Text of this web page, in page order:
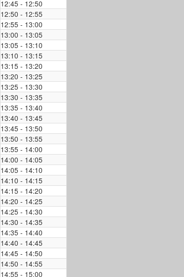
12:45 - 12:50
12:50 - 12:55
12:55 - 13:00
13:00 - 13:05
13:05 - 13:10
13:10 - 13:15
13:15 - 13:20
13:20 - 13:25
13:25 - 13:30
13:30 - 13:35
13:35 - 13:40
13:40 - 13:45
13:45 - 13:50
13:50 - 13:55
13:55 - 14:00
14:00 - 14:05
14:05 - 14:10
14:10 - 14:15
14:15 - 14:20
14:20 - 14:25
14:25 - 14:30
14:30 - 14:35
14:35 - 14:40
14:40 - 14:45
14:45 - 14:50
14:50 - 14:55
14:55 - 15:00